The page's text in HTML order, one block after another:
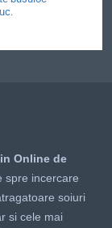
Online de
spre incercare
soiuri
si cele mai